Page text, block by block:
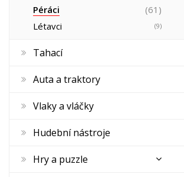
Péráci
(61)
Létavci
(9)
Tahací
Auta a traktory
Vlaky a vláčky
Hudební nástroje
Hry a puzzle